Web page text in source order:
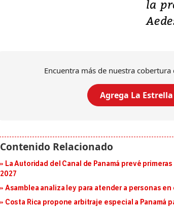
la
Encuentra más de nuestra
Agrega La
La Autoridad del Canal de Panamá prevé
2027
Asamblea analiza ley para atender a personas en
Costa Rica propone arbitraje especial a Panamá